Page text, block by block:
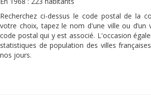
Recherchez ci-dessus le code postal de la
votre choix, tapez le nom d'une ville ou d’un
code postal qui y est associé. L'occasion
statistiques de population des villes
nos jours.